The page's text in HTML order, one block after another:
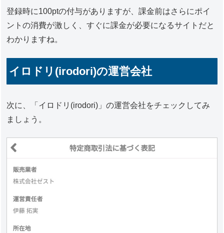
登録時に100ptの付与がありますが、課金前はさらにポイ
ントの消費が激しく、すぐに課金が必要になるサイトだと
わかりますね。
イロドリ(irodori)の運営会社
次に、「イロドリ(irodori)」の運営会社をチェックしてみ
ましょう。